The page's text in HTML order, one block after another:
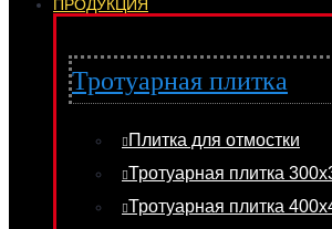
ПРОДУКЦИЯ
Тротуарная плитка
Плитка для отмостки
Тротуарная плитка
Тротуарная плитка